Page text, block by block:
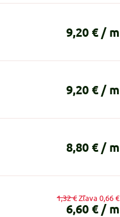
9,20 €/ m
9,20 €/ m
8,80 €/ m
1,32 €Zľava 0,66 €
6,60 €/ m